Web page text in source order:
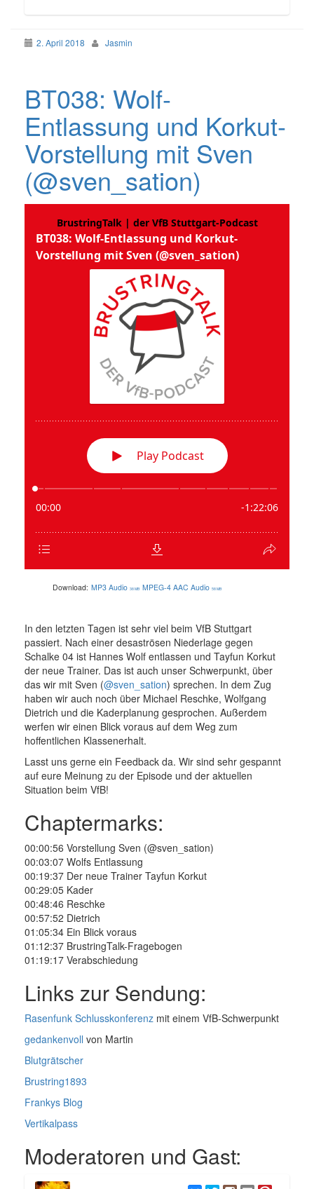
2. April 2018 Jasmin
BT038: Wolf-
Entlassung und Korkut-
Vorstellung mit Sven
(@sven_sation)
Download: MP3 Audio 38 MB MPEG-4 AAC Audio 58 MB
In den letzten Tagen ist sehr viel beim VfB Stuttgart
passiert. Nach einer desaströsen Niederlage gegen
Schalke 04 ist Hannes Wolf entlassen und Tayfun Korkut
der neue Trainer. Das ist auch unser Schwerpunkt, über
das wir mit Sven (@sven_sation) sprechen. In dem Zug
haben wir auch noch über Michael Reschke, Wolfgang
Dietrich und die Kaderplanung gesprochen. Außerdem
werfen wir einen Blick voraus auf dem Weg zum
hoffentlichen Klassenerhalt.
Lasst uns gerne ein Feedback da. Wir sind sehr gespannt
auf eure Meinung zu der Episode und der aktuellen
Situation beim VfB!
Chaptermarks:
00:00:56 Vorstellung Sven (@sven_sation)
00:03:07 Wolfs Entlassung
00:19:37 Der neue Trainer Tayfun Korkut
00:29:05 Kader
00:48:46 Reschke
00:57:52 Dietrich
01:05:34 Ein Blick voraus
01:12:37 BrustringTalk-Fragebogen
01:19:17 Verabschiedung
Links zur Sendung:
Rasenfunk Schlusskonferenz mit einem VfB-Schwerpunkt
gedankenvoll von Martin
Blutgrätscher
Brustring1893
Frankys Blog
Vertikalpass
Moderatoren und Gast: